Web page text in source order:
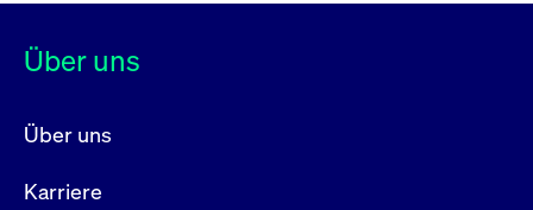
Über uns
Über uns
Karriere